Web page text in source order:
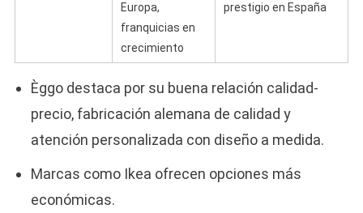
Europa,
franquicias en
crecimiento
prestigio en España
Èggo destaca por su buena relación calidad-
precio, fabricación alemana de calidad y
atención personalizada con diseño a medida.
Marcas como Ikea ofrecen opciones más
económicas.